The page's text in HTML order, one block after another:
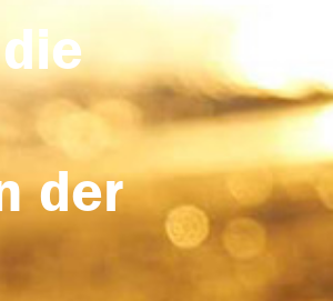
der